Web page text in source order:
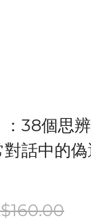
38個思
話中的